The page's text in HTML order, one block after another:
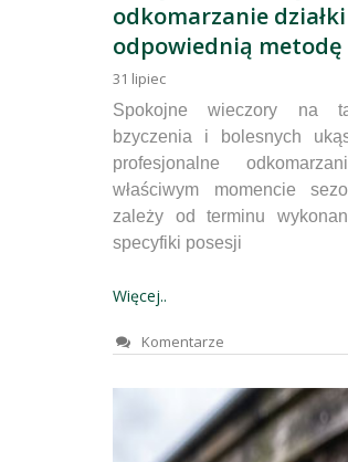
odkomarzanie
odpowiednią metodę
31 lipiec
Spokojne wieczory na
bzyczenia i bolesnych
profesjonalne
właściwym momencie
zależy od terminu
specyfiki posesji
Więcej..
Komentarze